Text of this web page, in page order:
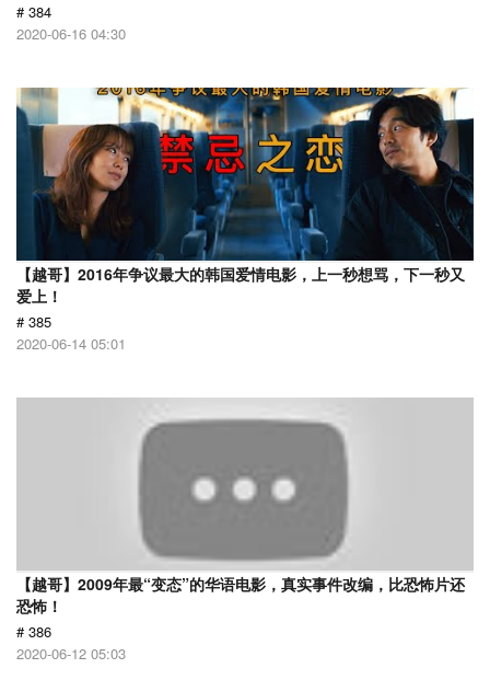
# 384
2020-06-16 04:30
【越哥】2016年争议最大的韩国爱情电影，上一秒想骂，下一秒又
爱上！
# 385
2020-06-14 05:01
【越哥】2009年最“变态”的华语电影，真实事件改编，比恐怖片还
恐怖！
# 386
2020-06-12 05:03